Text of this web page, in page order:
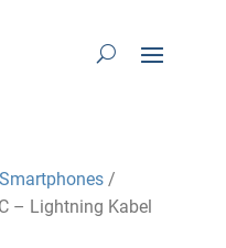
Smartphones /
– Lightning Kabel